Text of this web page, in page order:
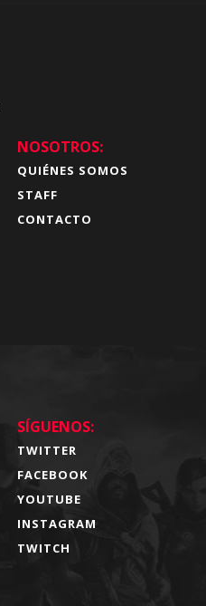
NOSOTROS:
QUIÉNES SOMOS
STAFF
CONTACTO
SÍGUENOS:
TWITTER
FACEBOOK
YOUTUBE
INSTAGRAM
TWITCH